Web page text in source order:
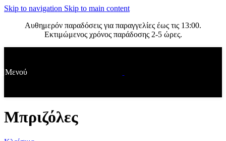
Skip to navigation Skip to main content
Αυθημερόν παραδόσεις για παραγγελίες έως τις 13:00.
Εκτιμώμενος χρόνος παράδοσης 2-5 ώρες.
Μενού
Μπριζόλες